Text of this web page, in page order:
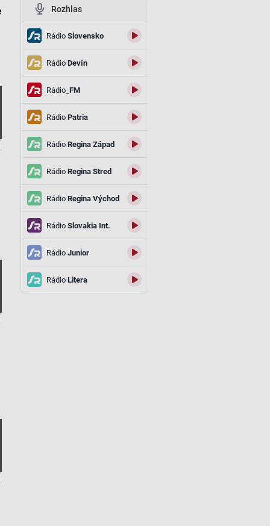
Rozhlas
RádioSlovensko
RádioDevín
Rádio_FM
RádioPatria
RádioRegina Západ
RádioRegina Stred
RádioRegina Východ
RádioSlovakia Int.
RádioJunior
RádioLitera